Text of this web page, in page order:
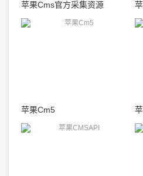
苹果Cms官方采集资源
苹果Cm5